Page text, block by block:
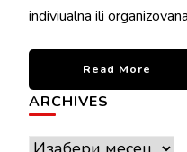
indiviualna ili
Read More
ARCHIVES
Archives